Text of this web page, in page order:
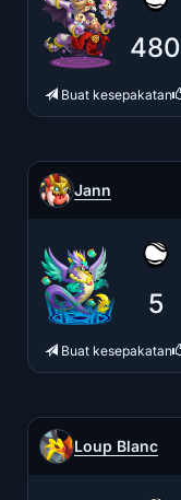
480
Buat kesepakatan
Jann
5
Buat kesepakatan
Loup Blanc